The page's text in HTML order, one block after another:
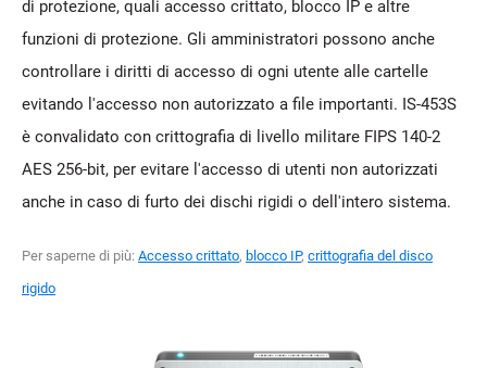
di protezione, quali accesso crittato, blocco IP e altre
funzioni di protezione. Gli amministratori possono anche
controllare i diritti di accesso di ogni utente alle cartelle
evitando l'accesso non autorizzato a file importanti. IS-453S
è convalidato con crittografia di livello militare FIPS 140-2
AES 256-bit, per evitare l'accesso di utenti non autorizzati
anche in caso di furto dei dischi rigidi o dell'intero sistema.
Per saperne di più: Accesso crittato, blocco IP, crittografia del disco
rigido